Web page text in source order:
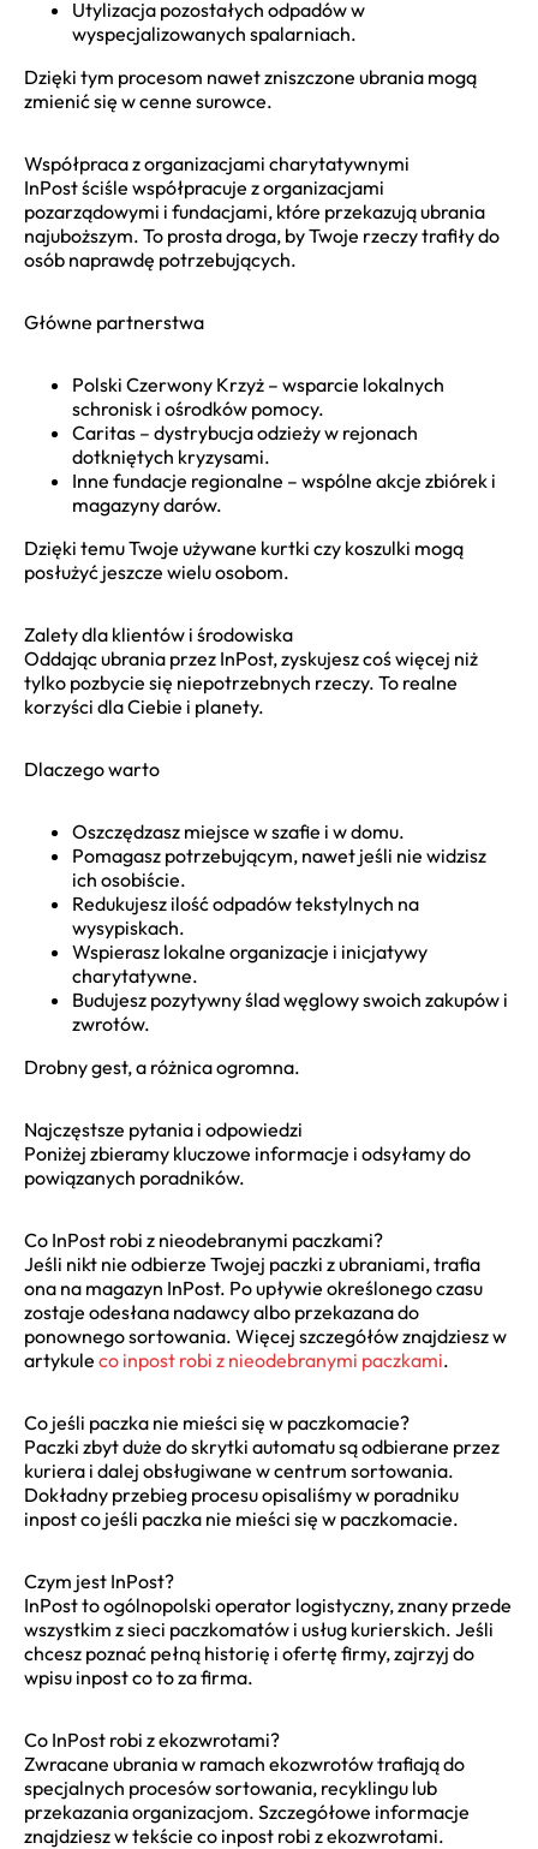
Utylizacja pozostałych odpadów w
wyspecjalizowanych spalarniach.
Dzięki tym procesom nawet zniszczone ubrania mogą
zmienić się w cenne surowce.
Współpraca z organizacjami charytatywnymi
InPost ściśle współpracuje z organizacjami
pozarządowymi i fundacjami, które przekazują ubrania
najuboższym. To prosta droga, by Twoje rzeczy trafiły do
osób naprawdę potrzebujących.
Główne partnerstwa
Polski Czerwony Krzyż – wsparcie lokalnych
schronisk i ośrodków pomocy.
Caritas – dystrybucja odzieży w rejonach
dotkniętych kryzysami.
Inne fundacje regionalne – wspólne akcje zbiórek i
magazyny darów.
Dzięki temu Twoje używane kurtki czy koszulki mogą
posłużyć jeszcze wielu osobom.
Zalety dla klientów i środowiska
Oddając ubrania przez InPost, zyskujesz coś więcej niż
tylko pozbycie się niepotrzebnych rzeczy. To realne
korzyści dla Ciebie i planety.
Dlaczego warto
Oszczędzasz miejsce w szafie i w domu.
Pomagasz potrzebującym, nawet jeśli nie widzisz
ich osobiście.
Redukujesz ilość odpadów tekstylnych na
wysypiskach.
Wspierasz lokalne organizacje i inicjatywy
charytatywne.
Budujesz pozytywny ślad węglowy swoich zakupów i
zwrotów.
Drobny gest, a różnica ogromna.
Najczęstsze pytania i odpowiedzi
Poniżej zbieramy kluczowe informacje i odsyłamy do
powiązanych poradników.
Co InPost robi z nieodebranymi paczkami?
Jeśli nikt nie odbierze Twojej paczki z ubraniami, trafia
ona na magazyn InPost. Po upływie określonego czasu
zostaje odesłana nadawcy albo przekazana do
ponownego sortowania. Więcej szczegółów znajdziesz w
artykule co inpost robi z nieodebranymi paczkami.
Co jeśli paczka nie mieści się w paczkomacie?
Paczki zbyt duże do skrytki automatu są odbierane przez
kuriera i dalej obsługiwane w centrum sortowania.
Dokładny przebieg procesu opisaliśmy w poradniku
inpost co jeśli paczka nie mieści się w paczkomacie.
Czym jest InPost?
InPost to ogólnopolski operator logistyczny, znany przede
wszystkim z sieci paczkomatów i usług kurierskich. Jeśli
chcesz poznać pełną historię i ofertę firmy, zajrzyj do
wpisu inpost co to za firma.
Co InPost robi z ekozwrotami?
Zwracane ubrania w ramach ekozwrotów trafiają do
specjalnych procesów sortowania, recyklingu lub
przekazania organizacjom. Szczegółowe informacje
znajdziesz w tekście co inpost robi z ekozwrotami.